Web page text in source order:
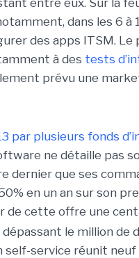
entre eux. Sur la
dans les 6 à
des apps ITSM.
à des tests
prévu une
par plusieurs fonds
ne détaille pas
dernier que ses
en un an sur son
de cette offre une
le million de
service réunit neuf